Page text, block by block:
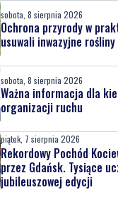
sobota, 8 sierpnia 2026
Ważna informacja dla
piątek, 7 sierpnia 2026
Rekordowy Pochód
przez Gdańsk. Tysiące
jubileuszowej edycji
piątek, 7 sierpnia 2026
Więcej wraków
Morski rozszerzył listę